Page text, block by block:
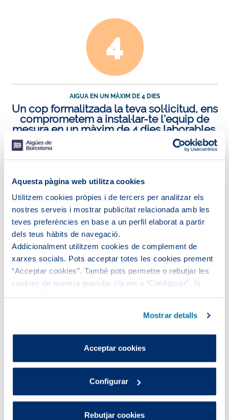
Aquesta pàgina web utilitza cookies
Utilitzem cookies pròpies i de tercers per analitzar els
nostres serveis i mostrar publicitat relacionada amb les
teves preferències en base a un perfil elaborat a partir
dels teus hàbits de navegació.
Addicionalment utilitzem cookies de complement de
xarxes socials. Pots acceptar totes les cookies prement
“Acceptar cookies”. També pots permetre o rebutjar les
cookies de manera granular clicant a “Configurar”. Si
que són indispensables perquè el lloc web funcioni i que,
per tant, no es poden desactivar.
Pots consultar més informació a la nostra
Mostrar detalls
Acceptar cookies
Configurar
Rebutjar cookies
AIGUA EN UN MÀXIM DE 4 DIES
Un cop formalitzada la teva sol·licitud, ens
comprometem a instal·lar-te l’equip de
mesura en un màxim de 4 dies laborables.
Si no és així, et compensarem amb 15
RECLAMACIONS EN UN MÀXIM DE 10 DIES
Ens comprometem a analitzar-les i a respondre’t en un
màxim de 10 dies. Si tardem més, et compensarem
amb 12 euros.
LECTURA DEL COMPTADOR SENSE ERROR
Si la teva factura conté algun error de
lectura, et compensarem amb 15 euros.